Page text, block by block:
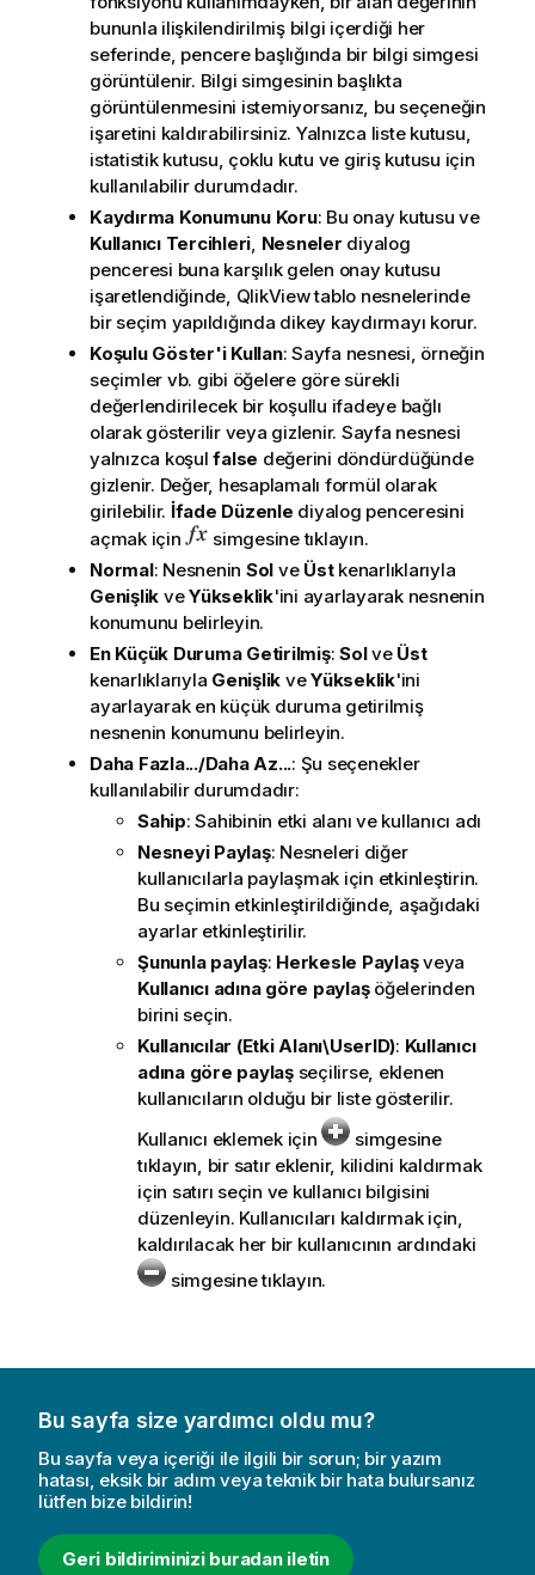
bununla ilişkilendirilmiş bilgi içerdiği her
seferinde, pencere başlığında bir bilgi simgesi
görüntülenir. Bilgi simgesinin başlıkta
görüntülenmesini istemiyorsanız, bu seçeneğin
işaretini kaldırabilirsiniz. Yalnızca liste kutusu,
istatistik kutusu, çoklu kutu ve giriş kutusu için
kullanılabilir durumdadır.
Kaydırma Konumunu Koru: Bu onay kutusu ve
Kullanıcı Tercihleri Nesneler diyalog
penceresi buna karşılık gelen onay kutusu
işaretlendiğinde, QlikView tablo nesnelerinde
bir seçim yapıldığında dikey kaydırmayı korur.
Koşulu Göster'i Kullan: Sayfa nesnesi, örneğin
seçimler vb. gibi öğelere göre sürekli
değerlendirilecek bir koşullu ifadeye bağlı
olarak gösterilir veya gizlenir. Sayfa nesnesi
yalnızca koşulfalse değerini döndürdüğünde
gizlenir. Değer, hesaplamalı formül olarak
girilebilir. İfade Düzenle diyalog penceresini
açmak için
simgesine tıklayın.
Normal: Nesnenin Sol ve Üstkenarlıklarıyla
Genişlik veYükseklik'ini ayarlayarak nesnenin
konumunu belirleyin.
En Küçük Duruma Getirilmiş: Solve Üst
kenarlıklarıyla Genişlik veYükseklik'ini
ayarlayarak en küçük duruma getirilmiş
nesnenin konumunu belirleyin.
Daha Fazla.../Daha Az...: Şu seçenekler
kullanılabilir durumdadır:
Sahip: Sahibinin etki alanı ve kullanıcı adı
Nesneyi Paylaş: Nesneleri diğer
kullanıcılarla paylaşmak için etkinleştirin.
Bu seçimin etkinleştirildiğinde, aşağıdaki
ayarlar etkinleştirilir.
Şununla paylaş: Herkesle Paylaşveya
Kullanıcı adına göre paylaşöğelerinden
birini seçin.
Kullanıcılar (Etki Alanı\UserID): Kullanıcı
adına göre paylaşseçilirse, eklenen
kullanıcıların olduğu bir liste gösterilir.
Kullanıcı eklemek için
simgesine
tıklayın, bir satır eklenir, kilidini kaldırmak
için satırı seçin ve kullanıcı bilgisini
düzenleyin. Kullanıcıları kaldırmak için,
kaldırılacak her bir kullanıcının ardındaki
simgesine tıklayın.
Bu sayfa size yardımcı oldu mu?
Bu sayfa veya içeriği ile ilgili bir sorun; bir yazım
hatası, eksik bir adım veya teknik bir hata bulursanız
lütfen bize bildirin!
Geri bildiriminizi buradan iletin